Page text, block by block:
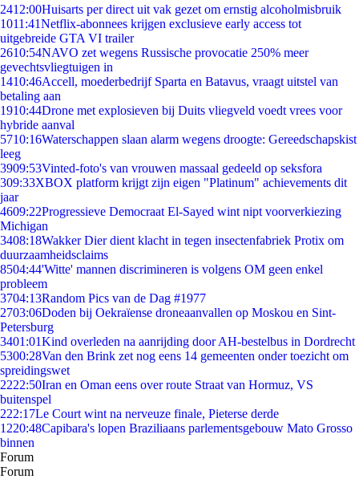
2412:00Huisarts per direct uit vak gezet om ernstig alcoholmisbruik
1011:41Netflix-abonnees krijgen exclusieve early access tot
uitgebreide GTA VI trailer
2610:54NAVO zet wegens Russische provocatie 250% meer
gevechtsvliegtuigen in
1410:46Accell, moederbedrijf Sparta en Batavus, vraagt uitstel van
betaling aan
1910:44Drone met explosieven bij Duits vliegveld voedt vrees voor
hybride aanval
5710:16Waterschappen slaan alarm wegens droogte: Gereedschapskist
leeg
3909:53Vinted-foto's van vrouwen massaal gedeeld op seksfora
309:33XBOX platform krijgt zijn eigen "Platinum" achievements dit
jaar
4609:22Progressieve Democraat El-Sayed wint nipt voorverkiezing
Michigan
3408:18Wakker Dier dient klacht in tegen insectenfabriek Protix om
duurzaamheidsclaims
8504:44'Witte' mannen discrimineren is volgens OM geen enkel
probleem
3704:13Random Pics van de Dag #1977
2703:06Doden bij Oekraïense droneaanvallen op Moskou en Sint-
Petersburg
3401:01Kind overleden na aanrijding door AH-bestelbus in Dordrecht
5300:28Van den Brink zet nog eens 14 gemeenten onder toezicht om
spreidingswet
2222:50Iran en Oman eens over route Straat van Hormuz, VS
buitenspel
222:17Le Court wint na nerveuze finale, Pieterse derde
1220:48Capibara's lopen Braziliaans parlementsgebouw Mato Grosso
binnen
Forum
Forum